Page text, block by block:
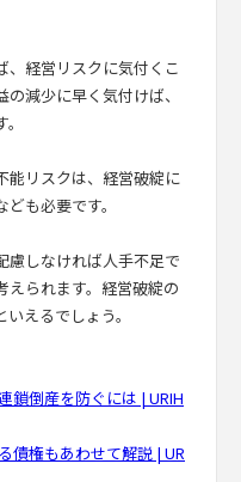
、経営リスクに気付くこ
減少に早く気付けば、
能リスクは、経営破綻に
も必要です。
慮しなければ人手不足で
えられます。経営破綻の
えるでしょう。
鎖倒産を防ぐには | URIH
債権もあわせて解説 | UR